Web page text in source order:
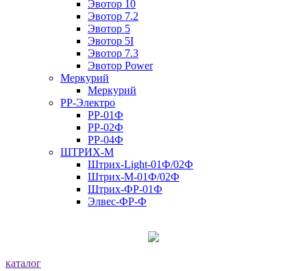
Эвотор 10
Эвотор 7.2
Эвотор 5
Эвотор 5I
Эвотор 7.3
Эвотор Power
Меркурий
Меркурий
РР-Электро
РР-01Ф
РР-02Ф
РР-04Ф
ШТРИХ-М
Штрих-Light-01Ф/02Ф
Штрих-М-01Ф/02Ф
Штрих-ФР-01Ф
Элвес-ФР-Ф
каталог